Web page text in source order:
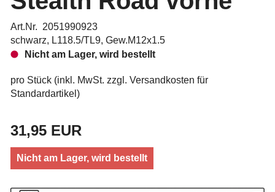
Art.Nr. 2051990923
schwarz, L118.5/TL9, Gew.M12x1.5
Nicht am Lager, wird bestellt
pro Stück (inkl. MwSt. zzgl. Versandkosten für
Standardartikel )
31,95 EUR
Nicht am Lager, wird bestellt